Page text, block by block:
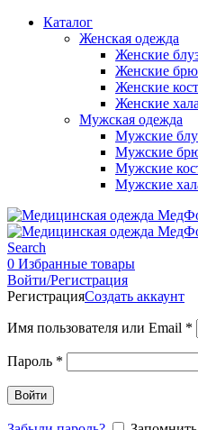
Каталог
Женская одежда
Женские
Женские
Женские
Женские
Мужская одежда
Мужские
Мужские
Мужские
Мужские
Search
0 Избранные товары
Войти/Регистрация
РегистрацияСоздать аккаунт
Имя пользователя или Email *
Пароль *
Войти